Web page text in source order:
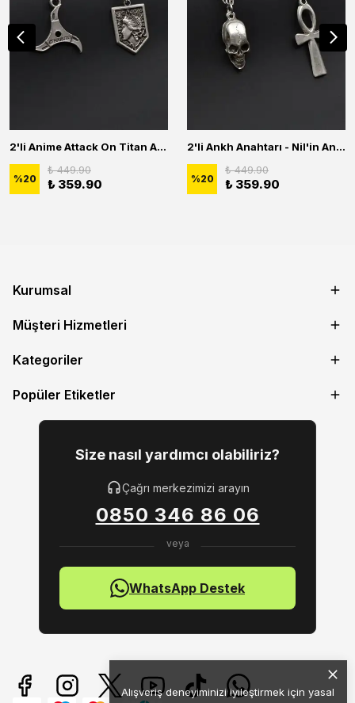
Alışveriş deneyiminizi iyileştirmek için yasal
2'li Anime Attack On Titan Acrylic Maria Anime Naruto Erkek Kadın Kolye Seti
%20
₺ 449.90
₺ 359.90
2'li Ankh Anahtarı - Nil'in Anahtarı - Kuru Kafa Erkek Kadın Kolye Seti
%20
₺ 449.90
₺ 359.90
Kurumsal
Müşteri Hizmetleri
Kategoriler
Popüler Etiketler
Size nasıl yardımcı olabiliriz?
Çağrı merkezimizi arayın
0850 346 86 06
WhatsApp Destek